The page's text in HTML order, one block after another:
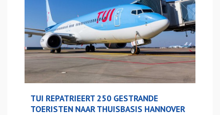
TUI REPATRIEERT 250 GESTRANDE
TOERISTEN NAAR THUISBASIS HANNOVER